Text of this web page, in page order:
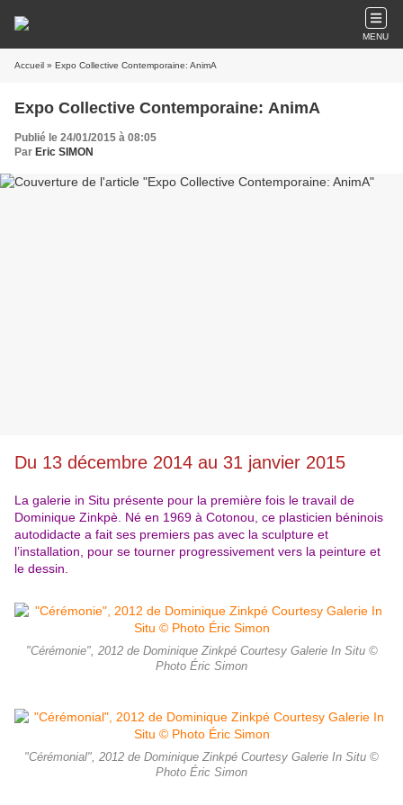
MENU
Accueil » Expo Collective Contemporaine: AnimA
Expo Collective Contemporaine: AnimA
Publié le 24/01/2015 à 08:05
Par Eric SIMON
Du 13 décembre 2014 au 31 janvier 2015
La galerie in Situ présente pour la première fois le travail de
Dominique Zinkpè. Né en 1969 à Cotonou, ce plasticien béninois
autodidacte a fait ses premiers pas avec la sculpture et
l’installation, pour se tourner progressivement vers la peinture et
le dessin.
"Cérémonie", 2012 de Dominique Zinkpé Courtesy Galerie In Situ ©
Photo Éric Simon
"Cérémonial", 2012 de Dominique Zinkpé Courtesy Galerie In Situ ©
Photo Éric Simon